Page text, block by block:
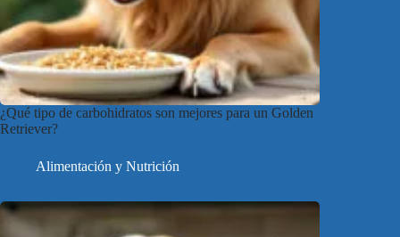
¿Qué tipo de carbohidratos son mejores para un Golden
Retriever?
Alimentación y Nutrición